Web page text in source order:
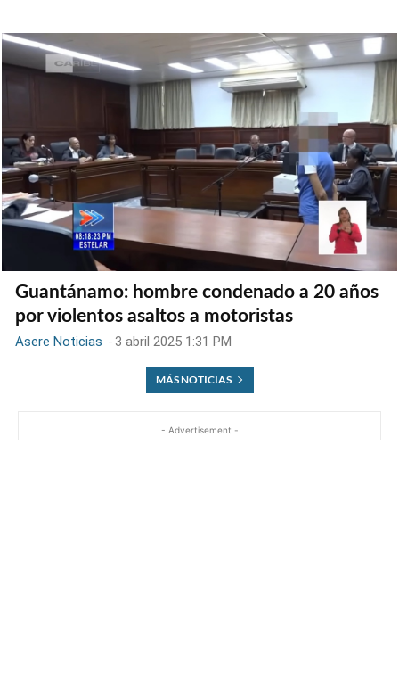
Guantánamo: hombre condenado a 20 años
por violentos asaltos a motoristas
Asere Noticias - 3 abril 2025 1:31 PM
MÁS NOTICIAS
- Advertisement -